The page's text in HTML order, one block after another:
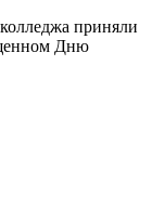
приняли
Дню